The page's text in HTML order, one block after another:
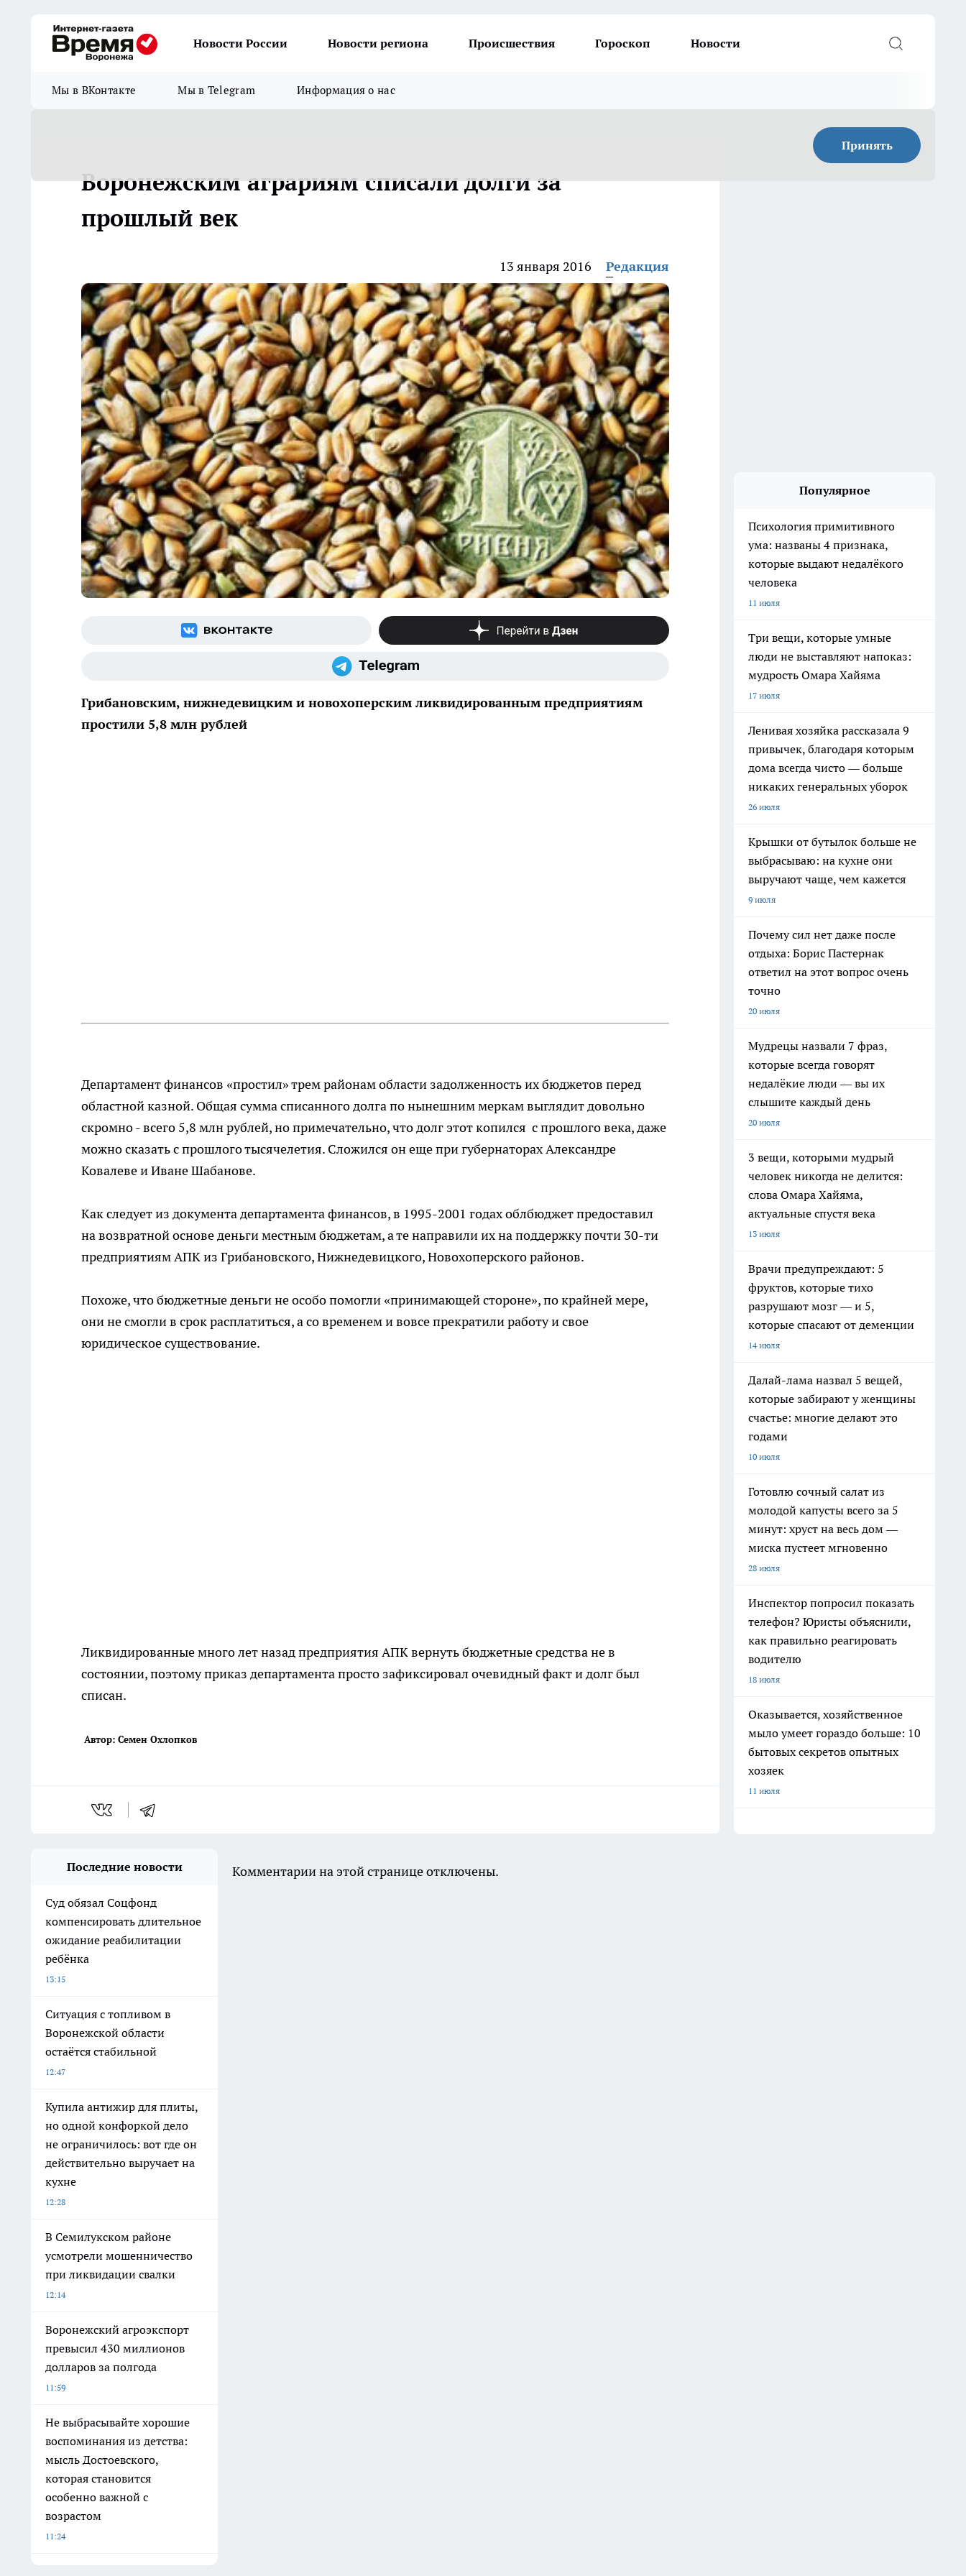
Новости России Новости региона Происшествия Гороскоп Новости
Мы в ВКонтакте Мы в Telegram Информация о нас
Принять
Воронежским аграриям списали долги за
прошлый век
13 января 2016 Редакция
Грибановским, нижнедевицким и новохоперским ликвидированным предприятиям
простили 5,8 млн рублей
Департамент финансов «простил» трем районам области задолженность их бюджетов перед
областной казной. Общая сумма списанного долга по нынешним меркам выглядит довольно
скромно - всего 5,8 млн рублей, но примечательно, что долг этот копился с прошлого века, даже
можно сказать с прошлого тысячелетия. Сложился он еще при губернаторах Александре
Ковалеве и Иване Шабанове.
Как следует из документа департамента финансов, в 1995-2001 годах облбюджет предоставил
на возвратной основе деньги местным бюджетам, а те направили их на поддержку почти 30-ти
предприятиям АПК из Грибановского, Нижнедевицкого, Новохоперского районов.
Похоже, что бюджетные деньги не особо помогли «принимающей стороне», по крайней мере,
они не смогли в срок расплатиться, а со временем и вовсе прекратили работу и свое
юридическое существование.
Ликвидированные много лет назад предприятия АПК вернуть бюджетные средства не в
состоянии, поэтому приказ департамента просто зафиксировал очевидный факт и долг был
списан.
Автор: Семен Охлопков
Популярное
Психология примитивного
ума: названы 4 признака,
которые выдают недалёкого
человека
11 июля
Три вещи, которые умные
люди не выставляют напоказ:
мудрость Омара Хайяма
17 июля
Ленивая хозяйка рассказала 9
привычек, благодаря которым
дома всегда чисто — больше
никаких генеральных уборок
26 июля
Крышки от бутылок больше не
выбрасываю: на кухне они
выручают чаще, чем кажется
9 июля
Почему сил нет даже после
отдыха: Борис Пастернак
ответил на этот вопрос очень
точно
20 июля
Мудрецы назвали 7 фраз,
которые всегда говорят
недалёкие люди — вы их
слышите каждый день
20 июля
3 вещи, которыми мудрый
человек никогда не делится:
слова Омара Хайяма,
актуальные спустя века
13 июля
Врачи предупреждают: 5
фруктов, которые тихо
разрушают мозг — и 5,
которые спасают от деменции
14 июля
Далай-лама назвал 5 вещей,
которые забирают у женщины
счастье: многие делают это
годами
10 июля
Готовлю сочный салат из
молодой капусты всего за 5
минут: хруст на весь дом —
миска пустеет мгновенно
28 июля
Инспектор попросил показать
телефон? Юристы объяснили,
как правильно реагировать
водителю
18 июля
Оказывается, хозяйственное
мыло умеет гораздо больше: 10
бытовых секретов опытных
хозяек
11 июля
Последние новости
Суд обязал Соцфонд
компенсировать длительное
ожидание реабилитации
ребёнка
13:15
Ситуация с топливом в
Воронежской области
остаётся стабильной
12:47
Купила антижир для плиты,
но одной конфоркой дело
не ограничилось: вот где он
действительно выручает на
кухне
12:28
В Семилукском районе
усмотрели мошенничество
при ликвидации свалки
12:14
Воронежский агроэкспорт
превысил 430 миллионов
долларов за полгода
11:59
Не выбрасывайте хорошие
воспоминания из детства:
мысль Достоевского,
которая становится
особенно важной с
возрастом
11:24
Комментарии на этой странице отключены.